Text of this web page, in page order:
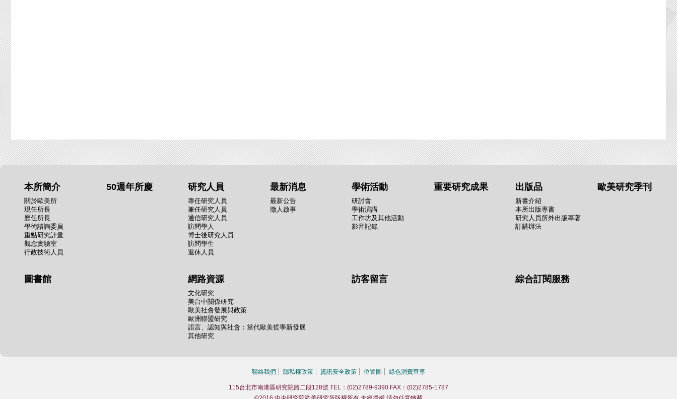
本所簡介
關於歐美所
現任所長
歷任所長
學術諮詢委員
重點研究計畫
觀念實驗室
行政技術人員
50週年所慶 研究人員
專任研究人員
兼任研究人員
通信研究人員
訪問學人
博士後研究人員
訪問學生
退休人員
最新消息
最新公告
徵人啟事
學術活動
研討會
學術演講
工作坊及其他活動
影音記錄
重要研究成果 出版品
新書介紹
本所出版專書
研究人員所外出版專著
訂購辦法
歐美研究季刊
圖書館 網路資源
文化研究
美台中關係研究
歐美社會發展與政策
歐洲聯盟研究
語言、認知與社會：當代歐美哲學新發展
其他研究
訪客留言 綜合訂閱服務
聯絡我們 隱私權政策 資訊安全政策 位置圖 綠色消費宣導
115台北市南港區研究院路二段128號 TEL：(02)2789-9390 FAX：(02)2785-1787